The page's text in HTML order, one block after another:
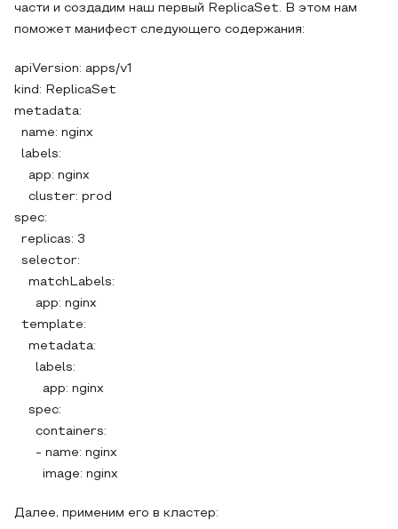
части и создадим наш первый ReplicaSet. В этом нам
поможет манифест следующего содержания:
apiVersion: apps/v1
kind: ReplicaSet
metadata:
name: nginx
labels:
app: nginx
cluster: prod
spec:
replicas: 3
selector:
matchLabels:
app: nginx
template:
metadata:
labels:
app: nginx
spec:
containers:
- name: nginx
image: nginx
Далее, применим его в кластер: